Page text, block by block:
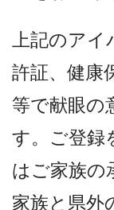
上記のア
許証、健康
等で献眼の
す。ご登録
はご家族の
家族と県外